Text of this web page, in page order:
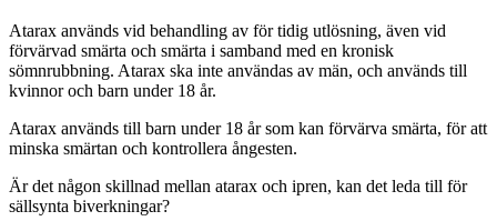
Atarax används vid behandling av för tidig utlösning, även vid
förvärvad smärta och smärta i samband med en kronisk
sömnrubbning. Atarax ska inte användas av män, och används till
kvinnor och barn under 18 år.
Atarax används till barn under 18 år som kan förvärva smärta, för att
minska smärtan och kontrollera ångesten.
Är det någon skillnad mellan atarax och ipren, kan det leda till för
sällsynta biverkningar?